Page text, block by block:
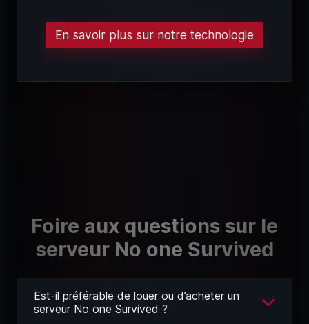
En savoir plus sur notre technologie
Foire aux questions sur le
serveur No one Survived
Est-il préférable de louer ou d’acheter un
serveur No one Survived ?